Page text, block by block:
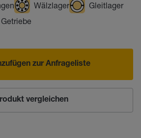
Wälzlager
Gleitlager
zur Anfrageliste
vergleichen